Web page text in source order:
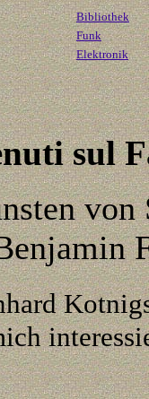
Bibliothek
Funk
Elektronik
sul